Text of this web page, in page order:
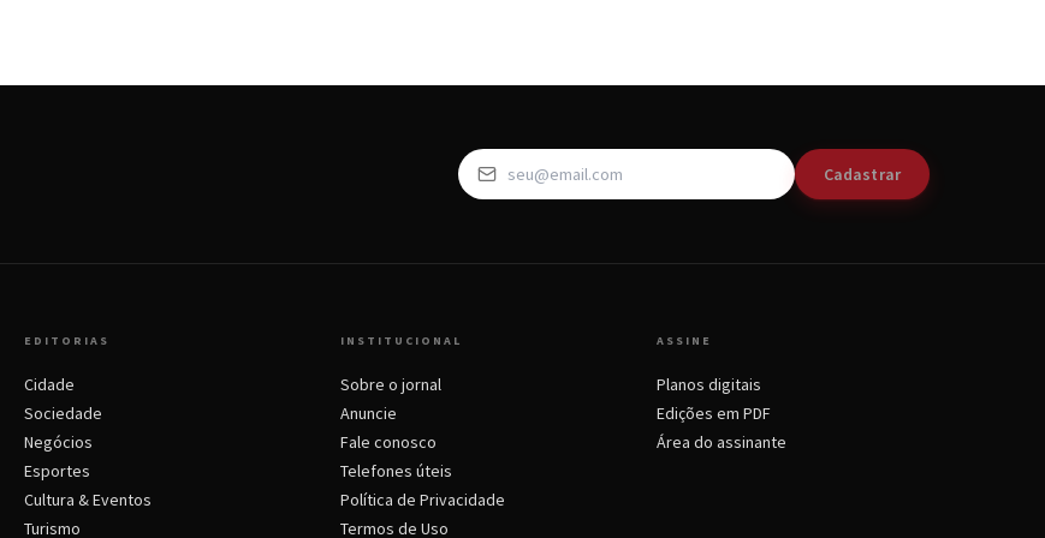
Cadastrar
EDITORIAS
Cidade
Sociedade
Negócios
Esportes
Cultura & Eventos
Turismo
INSTITUCIONAL
Sobre o jornal
Anuncie
Fale conosco
Telefones úteis
Política de Privacidade
Termos de Uso
ASSINE
Planos digitais
Edições em PDF
Área do assinante